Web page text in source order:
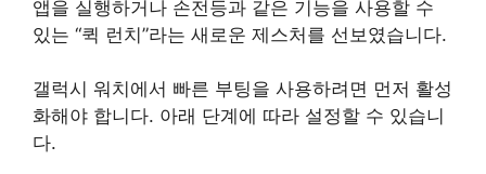
앱을 실행하거나 손전등과 같은 기능을 사용할 수
있는 “퀵 런치”라는 새로운 제스처를 선보였습니다.
갤럭시 워치에서 빠른 부팅을 사용하려면 먼저 활성
화해야 합니다. 아래 단계에 따라 설정할 수 있습니
다.